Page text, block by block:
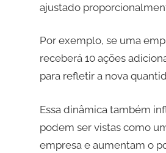
ajustado
Por exemplo, se uma
receberá 10 ações
para refletir a nova
Essa dinâmica também
podem ser vistas como
empresa e aumentam o